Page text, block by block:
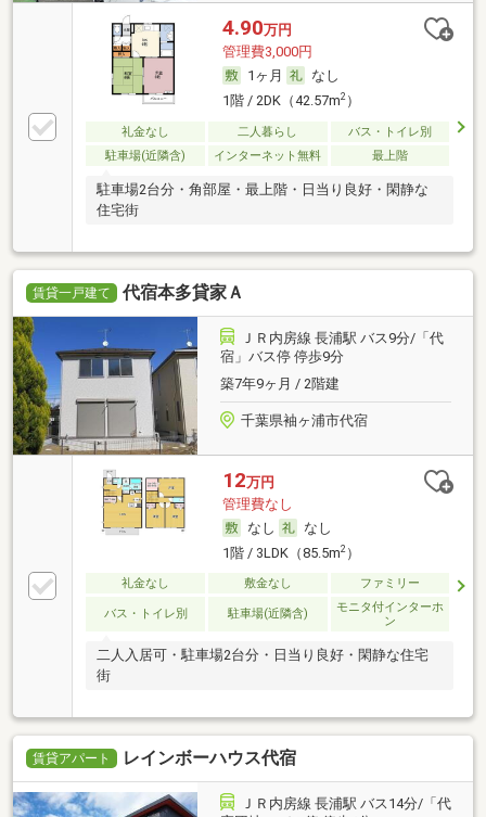
4.90万円
管理費3,000円
1ヶ月
なし
1階 / 2DK（42.57m2）
礼金なし 二人暮らし
バス・トイレ別
駐車場(近隣含)
インターネット無料 最上階
駐車場2台分・角部屋・最上階・日当り良好・閑静な
住宅街
賃貸一戸建て 代宿本多貸家Ａ
ＪＲ内房線 長浦駅 バス9分/「代
宿」バス停 停歩9分
築7年9ヶ月 / 2階建
千葉県袖ヶ浦市代宿
12万円
管理費なし
なし
なし
1階 / 3LDK（85.5m2）
礼金なし 敷金なし ファミリー
バス・トイレ別 駐車場(近隣含)
モニタ付インターホ
ン
二人入居可・駐車場2台分・日当り良好・閑静な住宅
街
賃貸アパート レインボーハウス代宿
ＪＲ内房線 長浦駅 バス14分/「代